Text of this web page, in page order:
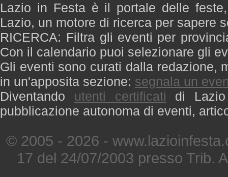
Lazio in Festa è il portale delle
Lazio, un motore di ricerca per sapere
RICERCA: Filtra gli eventi per
Con il calendario puoi selezionare gli
Gli eventi sono curati dalla redazione,
in un'apposita sezione: segnala un
Diventando utenti certificati di
pubblicazione autonoma di eventi,
© 2005 - 2026 -
17 del 24/07/2003 presso Trib.